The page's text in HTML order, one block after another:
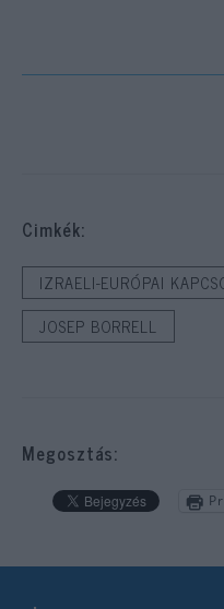
Cimkék:
IZRAELI-EURÓPAI
JOSEP BORRELL
Megosztás: